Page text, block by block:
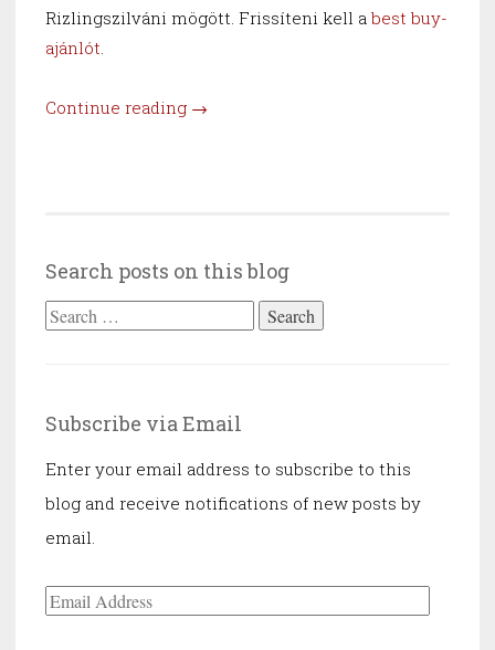
Rizlingszilváni mögött. Frissíteni kell a best buy-
ajánlót
Continue reading “Kősziklás
→
Search posts on this blog
Search
Subscribe via Email
Enter your email address to subscribe to this
blog and receive notifications of new posts by
email.
Email